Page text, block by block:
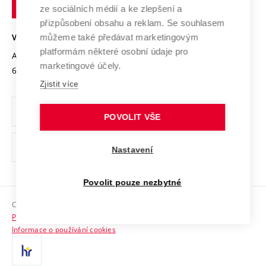
Open Science
Projekty
Projekty ze strukturálních fondů
Specifický výzkum
Mezinárodní dohody
Univerzitní sítě
Bezpečná univerzita
Vyznamenání
Organizační struktura
Ochrana osobních údajů
odkaz)
Sociální bezpečí
HR Award
Kontakty
Brně
VYSOKÉ UČENÍ TECHNICKÉ V BRNĚ
Antonínská 548/1
602 00 Brno
www.vut.cz
vut@vutbr.cz
Copyright © 2026 VUT
Prohlášení o přístupnosti
Informace o používání cookies
ze sociálních médií a ke zlepšení a
přizpůsobení obsahu a reklam. Se souhlasem
můžeme také předávat marketingovým
platformám některé osobní údaje pro
marketingové účely.
Zjistit více
POVOLIT VŠE
Nastavení
Povolit pouze nezbytné